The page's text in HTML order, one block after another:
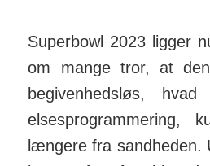
Superbowl 2023 ligger
om mange tror, at
begiv­en­hedsløs,
elses­pro­gram­mering,
længere fra sand­heden.